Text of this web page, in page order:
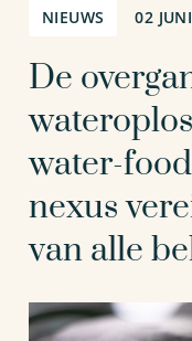
NIEUWS 02
De
water-
nexus
van alle